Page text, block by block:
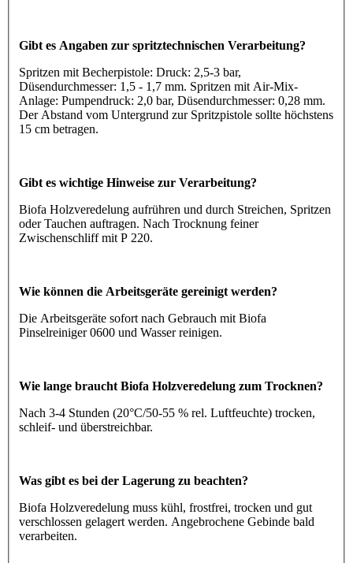
Gibt es Angaben zur spritztechnischen Verarbeitung?
Spritzen mit Becherpistole: Druck: 2,5-3 bar,
Düsendurchmesser: 1,5 - 1,7 mm. Spritzen mit Air-Mix-
Anlage: Pumpendruck: 2,0 bar, Düsendurchmesser: 0,28 mm.
Der Abstand vom Untergrund zur Spritzpistole sollte höchstens
15 cm betragen.
Gibt es wichtige Hinweise zur Verarbeitung?
Biofa Holzveredelung aufrühren und durch Streichen, Spritzen
oder Tauchen auftragen. Nach Trocknung feiner
Zwischenschliff mit P 220.
Wie können die Arbeitsgeräte gereinigt werden?
Die Arbeitsgeräte sofort nach Gebrauch mit Biofa
Pinselreiniger 0600 und Wasser reinigen.
Wie lange braucht Biofa Holzveredelung zum Trocknen?
Nach 3-4 Stunden (20°C/50-55 % rel. Luftfeuchte) trocken,
schleif- und überstreichbar.
Was gibt es bei der Lagerung zu beachten?
Biofa Holzveredelung muss kühl, frostfrei, trocken und gut
verschlossen gelagert werden. Angebrochene Gebinde bald
verarbeiten.